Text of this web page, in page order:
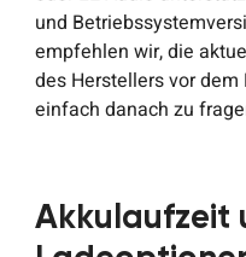
und
empfehlen wir, die
des Herstellers vor
einfach danach zu
Akkulaufzeit